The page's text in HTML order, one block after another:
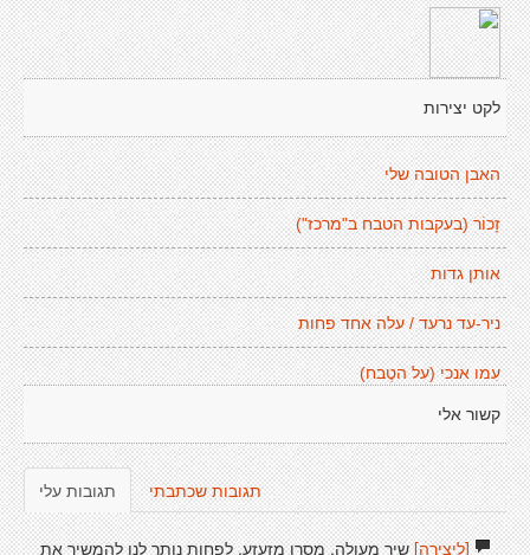
לקט יצירות
האבן הטובה שלי
זָכוֹר (בעקבות הטבח ב"מרכז")
אותן גדות
ניר-עד נרעד / עלה אחד פחות
עִמו אנכי (על הטֶבח)
קשור אלי
תגובות עלי תגובות שכתבתי
[ליצירה]שיר מעולה. מסרו מזעזע. לפחות נותר לנו להמשיך את